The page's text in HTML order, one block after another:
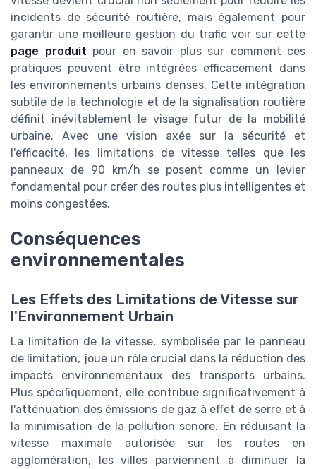
incidents de sécurité routière, mais également pour
garantir une meilleure gestion du trafic voir sur cette
page produit pour en savoir plus sur comment ces
pratiques peuvent être intégrées efficacement dans
les environnements urbains denses. Cette intégration
subtile de la technologie et de la signalisation routière
définit inévitablement le visage futur de la mobilité
urbaine. Avec une vision axée sur la sécurité et
l'efficacité, les limitations de vitesse telles que les
panneaux de 90 km/h se posent comme un levier
fondamental pour créer des routes plus intelligentes et
moins congestées.
Conséquences
environnementales
Les Effets des Limitations de Vitesse sur
l'Environnement Urbain
La limitation de la vitesse, symbolisée par le panneau
de limitation, joue un rôle crucial dans la réduction des
impacts environnementaux des transports urbains.
Plus spécifiquement, elle contribue significativement à
l'atténuation des émissions de gaz à effet de serre et à
la minimisation de la pollution sonore. En réduisant la
vitesse maximale autorisée sur les routes en
agglomération, les villes parviennent à diminuer la